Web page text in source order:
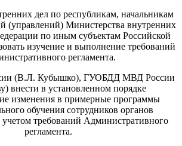
дел по республикам, начальникам
(управлений) Министерства внутренних
по иным субъектам Российской
изучение и выполнение требований
регламента.
(В.Л. Кубышко), ГУОБДД МВД России
внести в установленном порядке
изменения в примерные программы
обучения сотрудников органов
учетом требований Административного
регламента.